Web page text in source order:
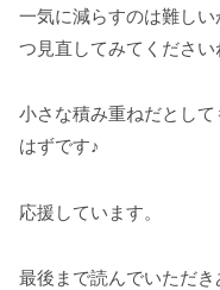
一気に減らすのは難し
つ見直してみてください
小さな積み重ねだとし
はずです♪
応援しています。
最後まで読んでいただき